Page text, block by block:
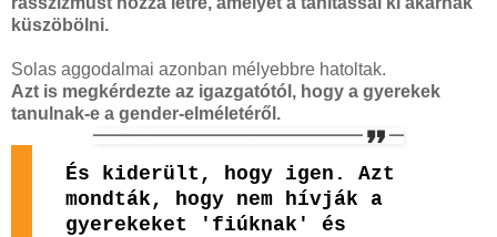
küszöbölni.
Solas aggodalmai azonban mélyebbre hatoltak.
Azt is megkérdezte az igazgatótól, hogy a gyerekek
tanulnak-e a gender-elméletéről.
És kiderült, hogy igen. Azt
mondták, hogy nem hívják a
gyerekeket 'fiúknak' és